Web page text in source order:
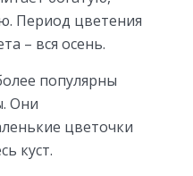
Период цветения
– вся осень.
популярны
Они
цветочки
куст.